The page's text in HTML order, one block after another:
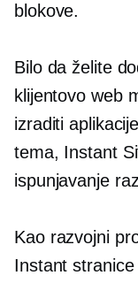
blokove.
Bilo da želite
klijentovo web
izraditi
tema, Instant
ispunjavanje
Kao razvojni
Instant